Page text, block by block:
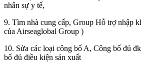
nhân sự y tế,
9. Tìm nhà cung cấp, Group Hỗ trợ nhập
của Airseaglobal Group )
10. Sửa các loại công bố A, Công bố đủ
bố đủ điều kiện sản xuất